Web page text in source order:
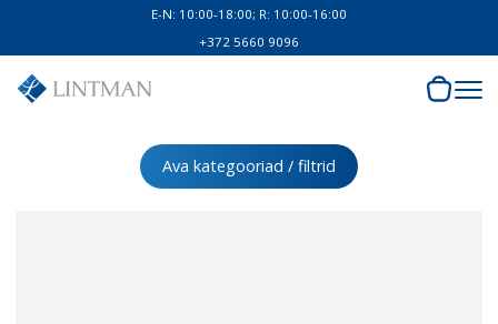
E-N: 10:00-18:00; R: 10:00-16:00
+372 5660 9096
Ava kategooriad / filtrid